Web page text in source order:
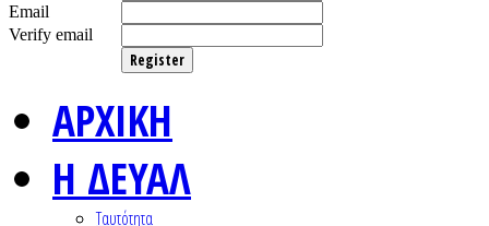
Email
Verify email
Register
ΑΡΧΙΚΗ
Η ΔΕΥΑΛ
Ταυτότητα